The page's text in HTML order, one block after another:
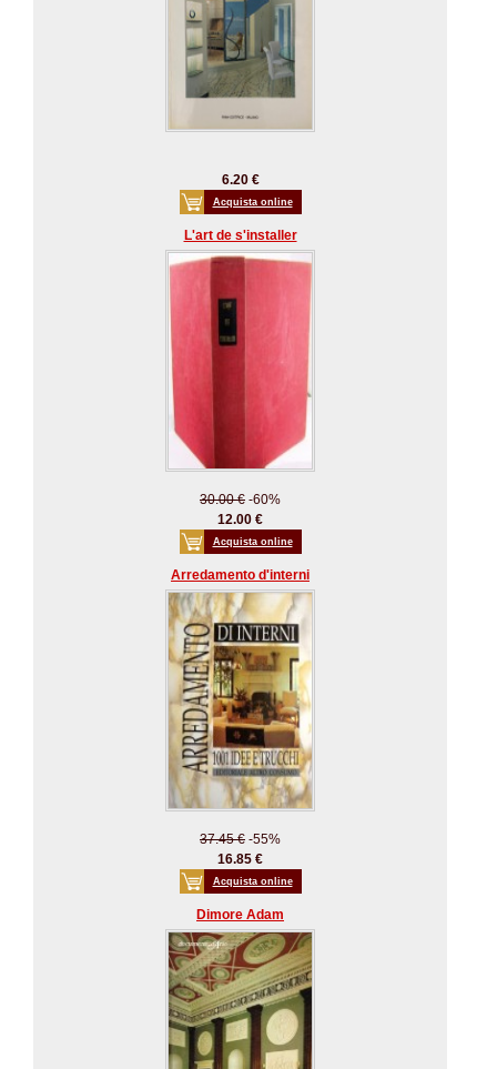
6.20 €
Acquista online
L'art de s'installer
30.00 € -60%
12.00 €
Acquista online
Arredamento d'interni
37.45 € -55%
16.85 €
Acquista online
Dimore Adam